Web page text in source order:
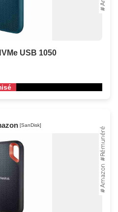
USB 1050
[SanDisk]